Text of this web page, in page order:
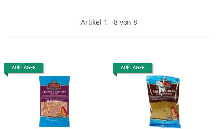
Artikel 1 - 8 von 8
AUF LAGER AUF LAGER